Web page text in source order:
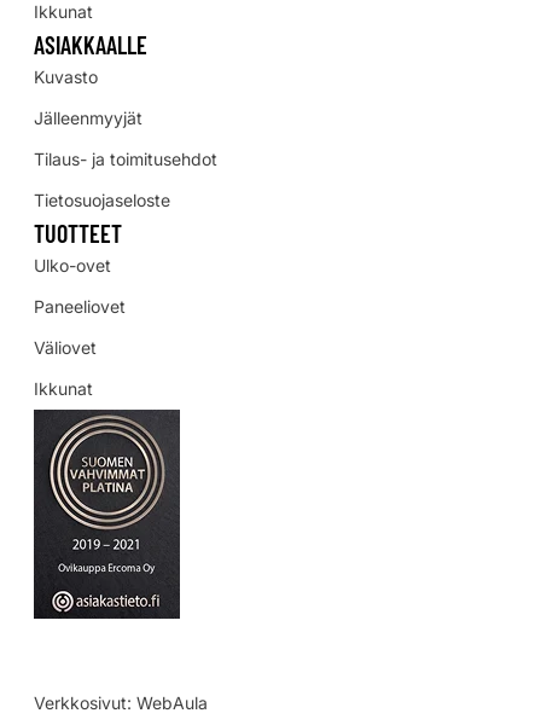
Ikkunat
ASIAKKAALLE
Kuvasto
Jälleenmyyjät
Tilaus- ja toimitusehdot
Tietosuojaseloste
TUOTTEET
Ulko-ovet
Paneeliovet
Väliovet
Ikkunat
Verkkosivut: WebAula